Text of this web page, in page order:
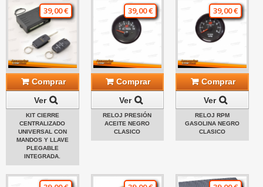
39,00 €
Comprar
Ver
KIT CIERRE
CENTRALIZADO
UNIVERSAL CON
MANDOS Y LLAVE
PLEGABLE
INTEGRADA.
39,00 €
Comprar
Ver
RELOJ PRESIÓN
ACEITE NEGRO
CLASICO
39,00 €
Comprar
Ver
RELOJ RPM
GASOLINA NEGRO
CLASICO